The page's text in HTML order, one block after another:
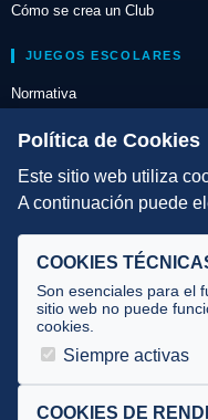
Cómo se crea un Club
JUEGOS ESCOLARES
Normativa
Escuelas de Triatlón
DIRECCIÓN TÉCNICA
Selecciones
Tecnificación
JUECES Y OFICIALES
Documentos
Política de Cookies
Este sitio web utiliza
A continuación puede
COOKIES
Son esenciales para el
sitio web no puede
cookies.
Siempre activas
COOKIES DE